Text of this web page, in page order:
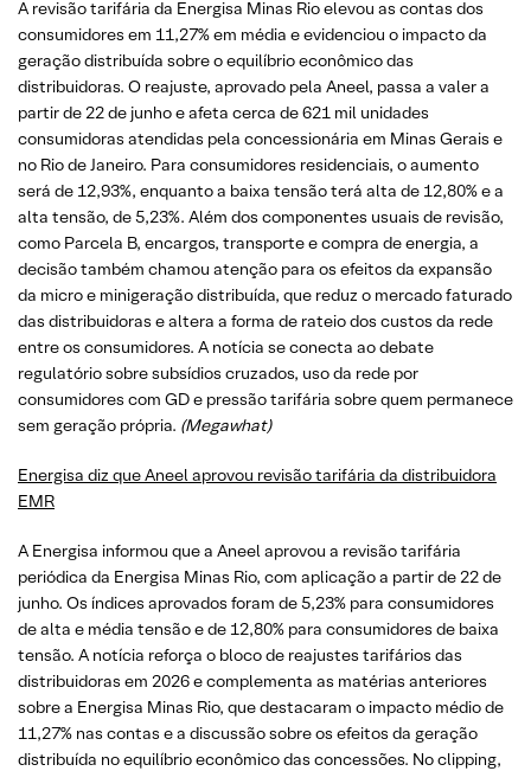
A revisão tarifária da Energisa Minas Rio elevou as contas dos
consumidores em 11,27% em média e evidenciou o impacto da
geração distribuída sobre o equilíbrio econômico das
distribuidoras. O reajuste, aprovado pela Aneel, passa a valer a
partir de 22 de junho e afeta cerca de 621 mil unidades
consumidoras atendidas pela concessionária em Minas Gerais e
no Rio de Janeiro. Para consumidores residenciais, o aumento
será de 12,93%, enquanto a baixa tensão terá alta de 12,80% e a
alta tensão, de 5,23%. Além dos componentes usuais de revisão,
como Parcela B, encargos, transporte e compra de energia, a
decisão também chamou atenção para os efeitos da expansão
da micro e minigeração distribuída, que reduz o mercado faturado
das distribuidoras e altera a forma de rateio dos custos da rede
entre os consumidores. A notícia se conecta ao debate
regulatório sobre subsídios cruzados, uso da rede por
consumidores com GD e pressão tarifária sobre quem permanece
sem geração própria. (Megawhat)
Energisa diz que Aneel aprovou revisão tarifária da distribuidora
EMR
A Energisa informou que a Aneel aprovou a revisão tarifária
periódica da Energisa Minas Rio, com aplicação a partir de 22 de
junho. Os índices aprovados foram de 5,23% para consumidores
de alta e média tensão e de 12,80% para consumidores de baixa
tensão. A notícia reforça o bloco de reajustes tarifários das
distribuidoras em 2026 e complementa as matérias anteriores
sobre a Energisa Minas Rio, que destacaram o impacto médio de
11,27% nas contas e a discussão sobre os efeitos da geração
distribuída no equilíbrio econômico das concessões. No clipping,